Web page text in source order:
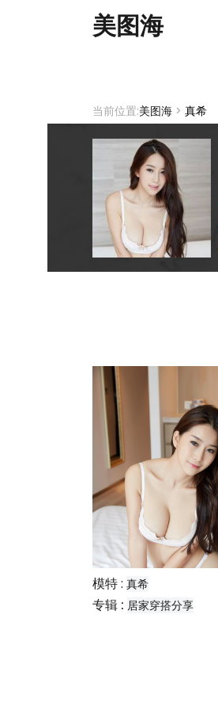
美图海
当前位置:美图海 > 真希
模特 : 真希
专辑 : 居家穿搭分享